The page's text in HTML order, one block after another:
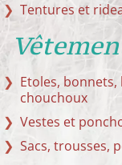
Tentures et
Etoles,
chouchoux
Vestes et
Sacs, trousses,